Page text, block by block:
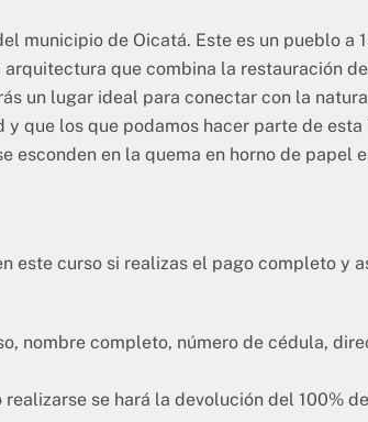
municipio de Oicatá. Este es un pueblo a
que combina la restauración
un lugar ideal para conectar con la
que los que podamos hacer parte de
en la quema en horno de papel
curso si realizas el pago completo y
nombre completo, número de cédula,
se hará la devolución del 100%